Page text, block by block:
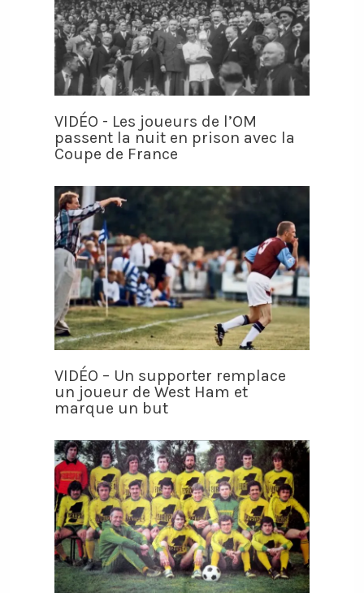
VIDÉO - Les joueurs de l’OM
passent la nuit en prison avec la
Coupe de France
VIDÉO – Un supporter remplace
un joueur de West Ham et
marque un but